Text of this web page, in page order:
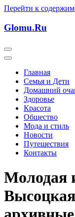
Перейти к
Glomu.Ru
Главная
Семья и Дети
Домашний
Здоровье
Красота
Общество
Мода и стиль
Новости
Путешествия
Контакты